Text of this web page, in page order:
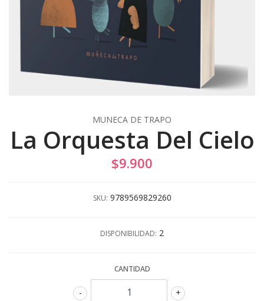
MUNECA DE TRAPO
La Orquesta Del Cielo
$9.900
SKU: 9789569829260
DISPONIBILIDAD: 2
CANTIDAD
+
-